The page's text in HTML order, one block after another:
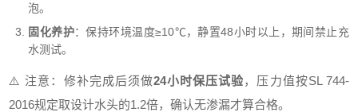
泡。
固化养护：保持环境温度≥10℃，静置48小时以上，期间禁止充
水测试。
⚠️ 注意：修补完成后须做24小时保压试验，压力值按SL 744-
2016规定取设计水头的1.2倍，确认无渗漏才算合格。